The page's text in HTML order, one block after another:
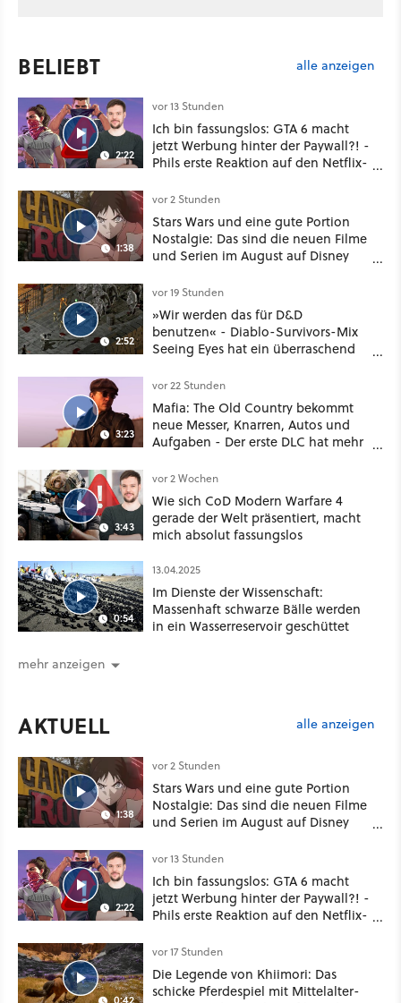
BELIEBT alle anzeigen
2:22
vor 13 Stunden
Ich bin fassungslos: GTA 6 macht
jetzt Werbung hinter der Paywall?! -
Phils erste Reaktion auf den Netflix-
1:38
vor 2 Stunden
Stars Wars und eine gute Portion
Nostalgie: Das sind die neuen Filme
und Serien im August auf Disney
2:52
vor 19 Stunden
»Wir werden das für D&D
benutzen« - Diablo-Survivors-Mix
Seeing Eyes hat ein überraschend
3:23
vor 22 Stunden
Mafia: The Old Country bekommt
neue Messer, Knarren, Autos und
Aufgaben - Der erste DLC hat mehr
3:43
vor 2 Wochen
Wie sich CoD Modern Warfare 4
gerade der Welt präsentiert, macht
mich absolut fassungslos
0:54
13.04.2025
Im Dienste der Wissenschaft:
Massenhaft schwarze Bälle werden
in ein Wasserreservoir geschüttet
mehr anzeigen
AKTUELL alle anzeigen
1:38
vor 2 Stunden
Stars Wars und eine gute Portion
Nostalgie: Das sind die neuen Filme
und Serien im August auf Disney
2:22
vor 13 Stunden
Ich bin fassungslos: GTA 6 macht
jetzt Werbung hinter der Paywall?! -
Phils erste Reaktion auf den Netflix-
0:42
vor 17 Stunden
Die Legende von Khiimori: Das
schicke Pferdespiel mit Mittelalter-